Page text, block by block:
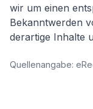
wir um einen
Bekanntwerden
derartige Inhalte
Quellenangabe: